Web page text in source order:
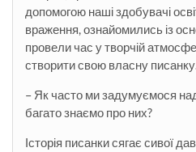
допомогою наші здобувачі
враження, ознайомились із
провели час у творчій
створити свою власну
– Як часто ми задумуємося
багато знаємо про них?
Історія писанки сягає сивої